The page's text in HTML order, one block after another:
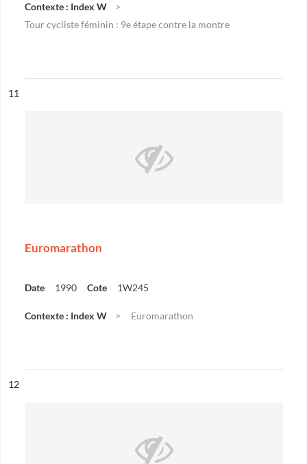
Contexte : Index W
Tour cycliste féminin : 9e étape contre la montre
n°
11
Euromarathon
Date 1990 Cote 1W245
Contexte : Index W Euromarathon
n°
12